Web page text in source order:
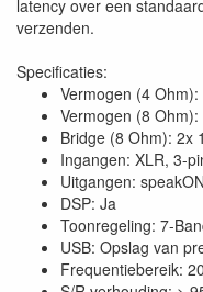
latency over een
verzenden.
Specificaties:
Vermogen (4
Vermogen (8
Bridge (8 Ohm): 2x
Ingangen: XLR, 3-
Uitgangen:
DSP: Ja
Toonregeling: 7-
USB: Opslag van
Frequentiebereik: